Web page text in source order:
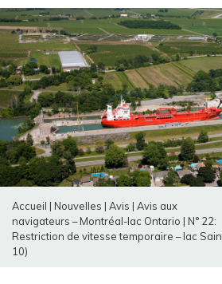
Accueil | Nouvelles | Avis | Avis aux
navigateurs – Montréal-lac Ontario | N° 22:
Restriction de vitesse temporaire – lac
10)